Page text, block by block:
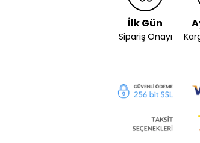
İlk Gün
Sipariş Onayı